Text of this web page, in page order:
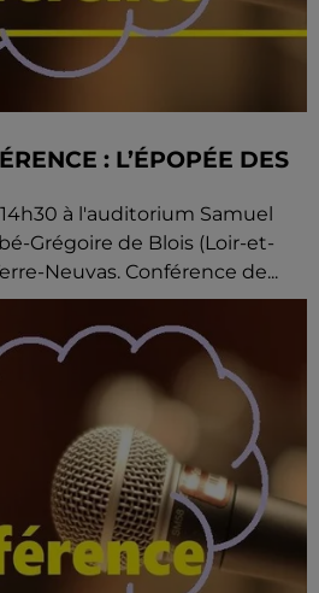
: L’ÉPOPÉE DES
14h30 à l'auditorium Samuel
Grégoire de Blois (Loir-et-
Neuvas. Conférence de...